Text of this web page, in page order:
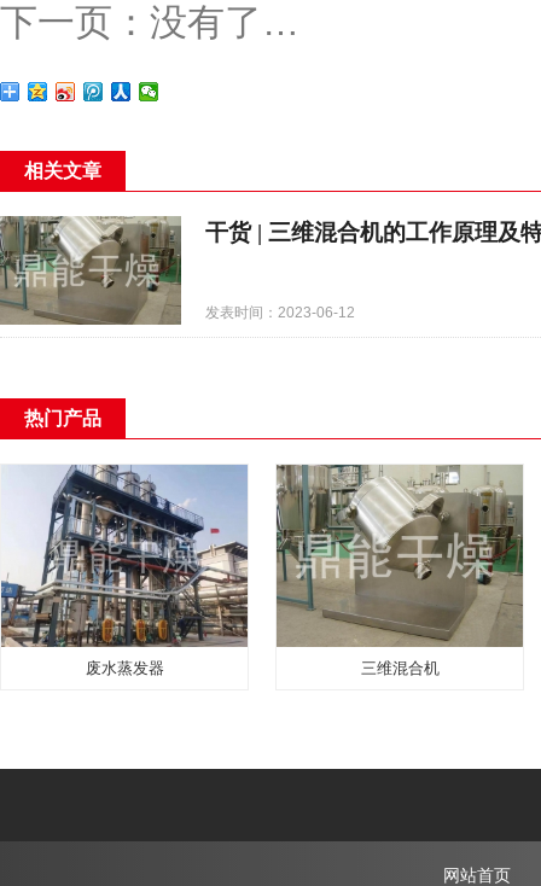
下一页：没有了…
相关文章
干货 | 三维混合机的工作原理及
发表时间：2023-06-12
热门产品
废水蒸发器 三维混合机
网站首页